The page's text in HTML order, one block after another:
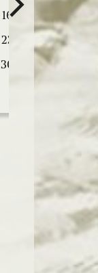
16 18
23 24
30 31